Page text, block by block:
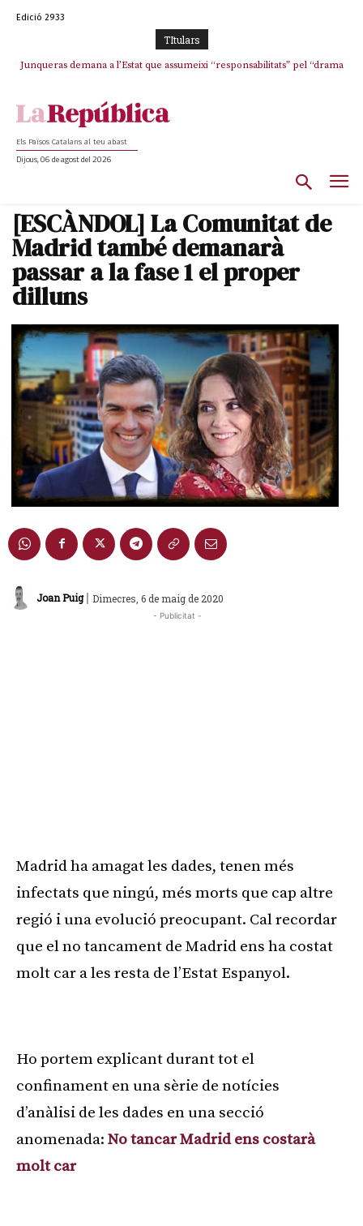
Edició 2933
TItulars
Junqueras demana a l’Estat que assumeixi “responsabilitats” pel “drama
L’abandonament de les seleccions catalanes per part de la UFEC
Els Països Catalans al teu abast
Dijous, 06 de agost del 2026
[ESCÀNDOL] La Comunitat de
Madrid també demanarà
passar a la fase 1 el proper
dilluns
Joan Puig | Dimecres, 6 de maig de 2020
- Publicitat -
Madrid ha amagat les dades, tenen més
infectats que ningú, més morts que cap altre
regió i una evolució preocupant. Cal recordar
que el no tancament de Madrid ens ha costat
molt car a les resta de l’Estat Espanyol.
Ho portem explicant durant tot el
confinament en una sèrie de notícies
d’anàlisi de les dades en una secció
anomenada: No tancar Madrid ens costarà
molt car